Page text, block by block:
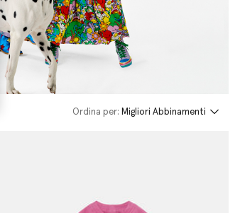
Ordina per: Migliori Abbinamenti